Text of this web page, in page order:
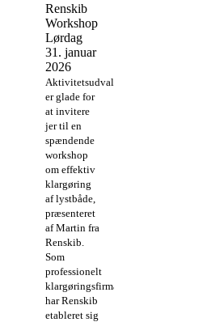
Renskib
Workshop
Lørdag
31. januar
2026
Aktivitetsudvalget
er glade for
at invitere
jer til en
spændende
workshop
om effektiv
klargøring
af lystbåde,
præsenteret
af Martin fra
Renskib.
Som
professionelt
klargøringsfirma
har Renskib
etableret sig